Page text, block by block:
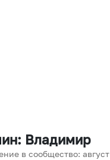
: Владимир
в сообщество: август